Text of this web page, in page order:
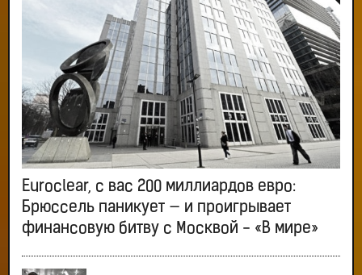
Euroclear, с вас 200 миллиардов евро:
Брюссель паникует — и проигрывает
финансовую битву с Москвой - «В мире»